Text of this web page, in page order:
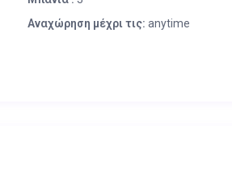
Αναχώρηση μέχρι τις: anytime